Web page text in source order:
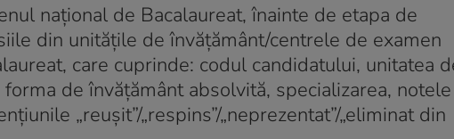
național de Bacalaureat, înainte de etapa de
din unitățile de învățământ/centrele de examen
care cuprinde: codul candidatului, unitatea
de învățământ absolvită, specializarea, notele
„reușit”/„respins”/„neprezentat”/„eliminat din